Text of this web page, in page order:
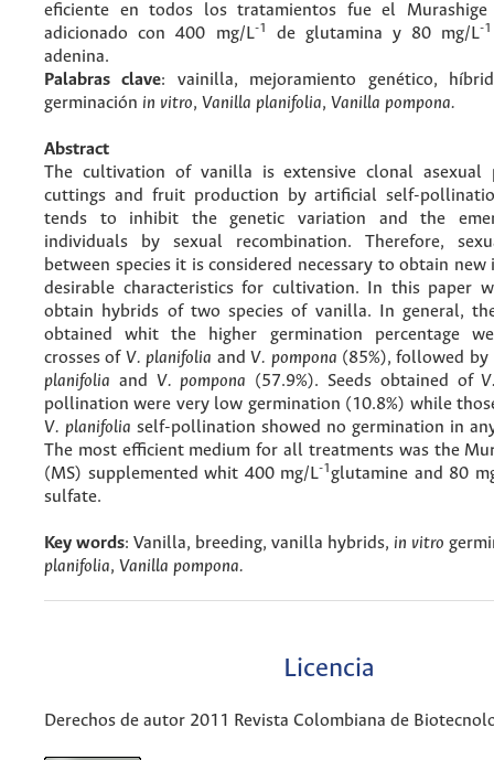
eficiente en todos los tratamientos fue el Murashige
adicionado con 400 mg/L-1 de glutamina y 80 mg/L-1
adenina.
Palabras clave: vainilla, mejoramiento genético,
germinación in vitro, Vanilla planifolia, Vanilla pompona.
Abstract
The cultivation of vanilla is extensive clonal asexual
cuttings and fruit production by artificial self-
tends to inhibit the genetic variation and the
individuals by sexual recombination. Therefore,
between species it is considered necessary to obtain
desirable characteristics for cultivation. In this paper
obtain hybrids of two species of vanilla. In general,
obtained whit the higher germination percentage
crosses of V. planifolia andV. pompona (85%), followed by
planifolia and V. pompona (57.9%). Seeds obtained of
pollination were very low germination (10.8%) while
V. planifolia self-pollination showed no germination in
The most efficient medium for all treatments was the
(MS) supplemented whit 400 mg/L-1glutamine and 80
sulfate.
Key words: Vanilla, breeding, vanilla hybrids, in vitro
planifolia, Vanilla pompona.
Licencia
Derechos de autor 2011 Revista Colombiana de